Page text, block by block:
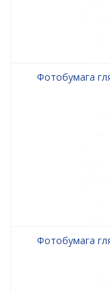
Фотобумага
Фотобумага